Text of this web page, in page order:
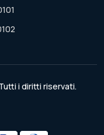
i diritti riservati.